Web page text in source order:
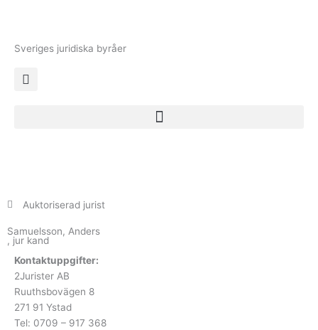
Sveriges juridiska byråer
Auktoriserad jurist
Samuelsson, Anders
, jur kand
Kontaktuppgifter:
2Jurister AB
Ruuthsbovägen 8
271 91 Ystad
Tel: 0709 – 917 368